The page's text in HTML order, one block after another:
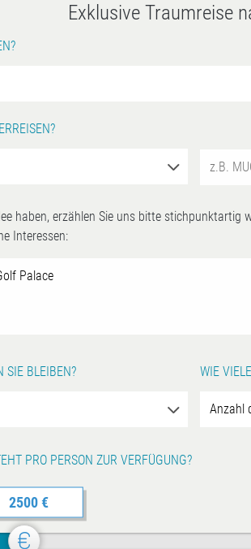
Exklusive Traumreise
haben, erzählen Sie uns bitte stichpunktartig
Interessen:
SIE BLEIBEN? WIE
PRO PERSON ZUR VERFÜGUNG?
2500 €